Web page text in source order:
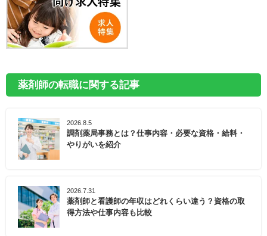
薬剤師の転職に関する記事
2026.8.5
調剤薬局事務とは？仕事内容・必要な資格・給料・
やりがいを紹介
2026.7.31
薬剤師と看護師の年収はどれくらい違う？資格の取
得方法や仕事内容も比較